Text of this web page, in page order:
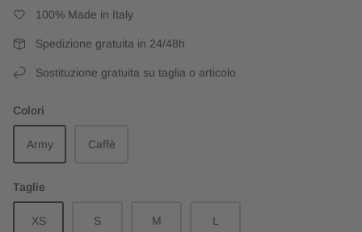
100% Made in Italy
Spedizione gratuita in 24/48h
Sostituzione gratuita su taglia o articolo
Colori
Army Caffè
Taglie
XS S M L